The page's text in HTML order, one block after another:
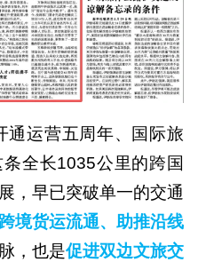
通运营五周年、国际旅
全长1035公里的跨国
，早已突破单一的交通
境货运流通、助推沿线
，也是促进双边文旅交